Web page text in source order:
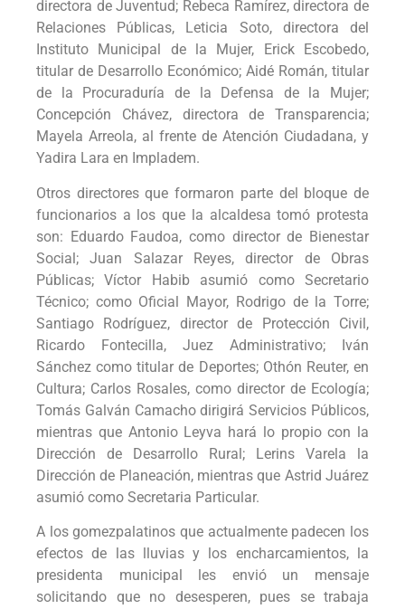
directora de Juventud; Rebeca Ramírez, directora de
Relaciones Públicas, Leticia Soto, directora del
Instituto Municipal de la Mujer, Erick Escobedo,
titular de Desarrollo Económico; Aidé Román, titular
de la Procuraduría de la Defensa de la Mujer;
Concepción Chávez, directora de Transparencia;
Mayela Arreola, al frente de Atención Ciudadana, y
Yadira Lara en Impladem.
Otros directores que formaron parte del bloque de
funcionarios a los que la alcaldesa tomó protesta
son: Eduardo Faudoa, como director de Bienestar
Social; Juan Salazar Reyes, director de Obras
Públicas; Víctor Habib asumió como Secretario
Técnico; como Oficial Mayor, Rodrigo de la Torre;
Santiago Rodríguez, director de Protección Civil,
Ricardo Fontecilla, Juez Administrativo; Iván
Sánchez como titular de Deportes; Othón Reuter, en
Cultura; Carlos Rosales, como director de Ecología;
Tomás Galván Camacho dirigirá Servicios Públicos,
mientras que Antonio Leyva hará lo propio con la
Dirección de Desarrollo Rural; Lerins Varela la
Dirección de Planeación, mientras que Astrid Juárez
asumió como Secretaria Particular.
A los gomezpalatinos que actualmente padecen los
efectos de las lluvias y los encharcamientos, la
presidenta municipal les envió un mensaje
solicitando que no desesperen, pues se trabaja